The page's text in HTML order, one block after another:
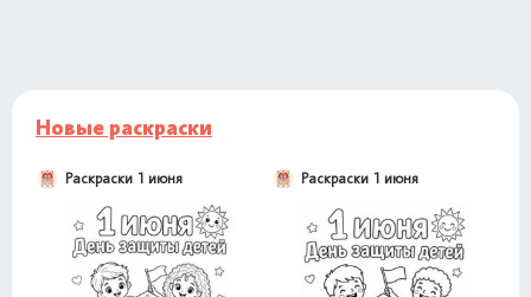
Новые раскраски
Раскраски 1 июня Раскраски 1 июня